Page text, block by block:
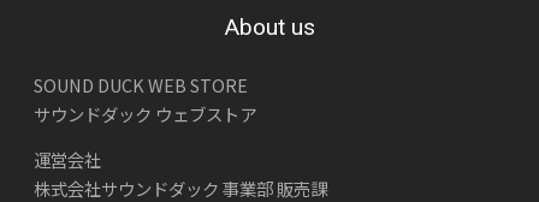
About us
SOUND DUCK WEB STORE
サウンドダック ウェブストア
運営会社
株式会社サウンドダック 事業部 販売課